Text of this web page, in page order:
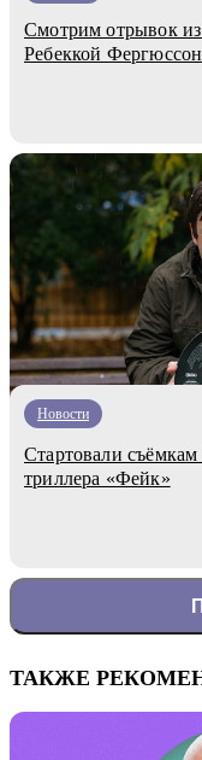
Смотрим отрывок из
Ребеккой Фергюссон
Новости
Стартовали съёмкам
триллера «Фейк»
ТАКЖЕ